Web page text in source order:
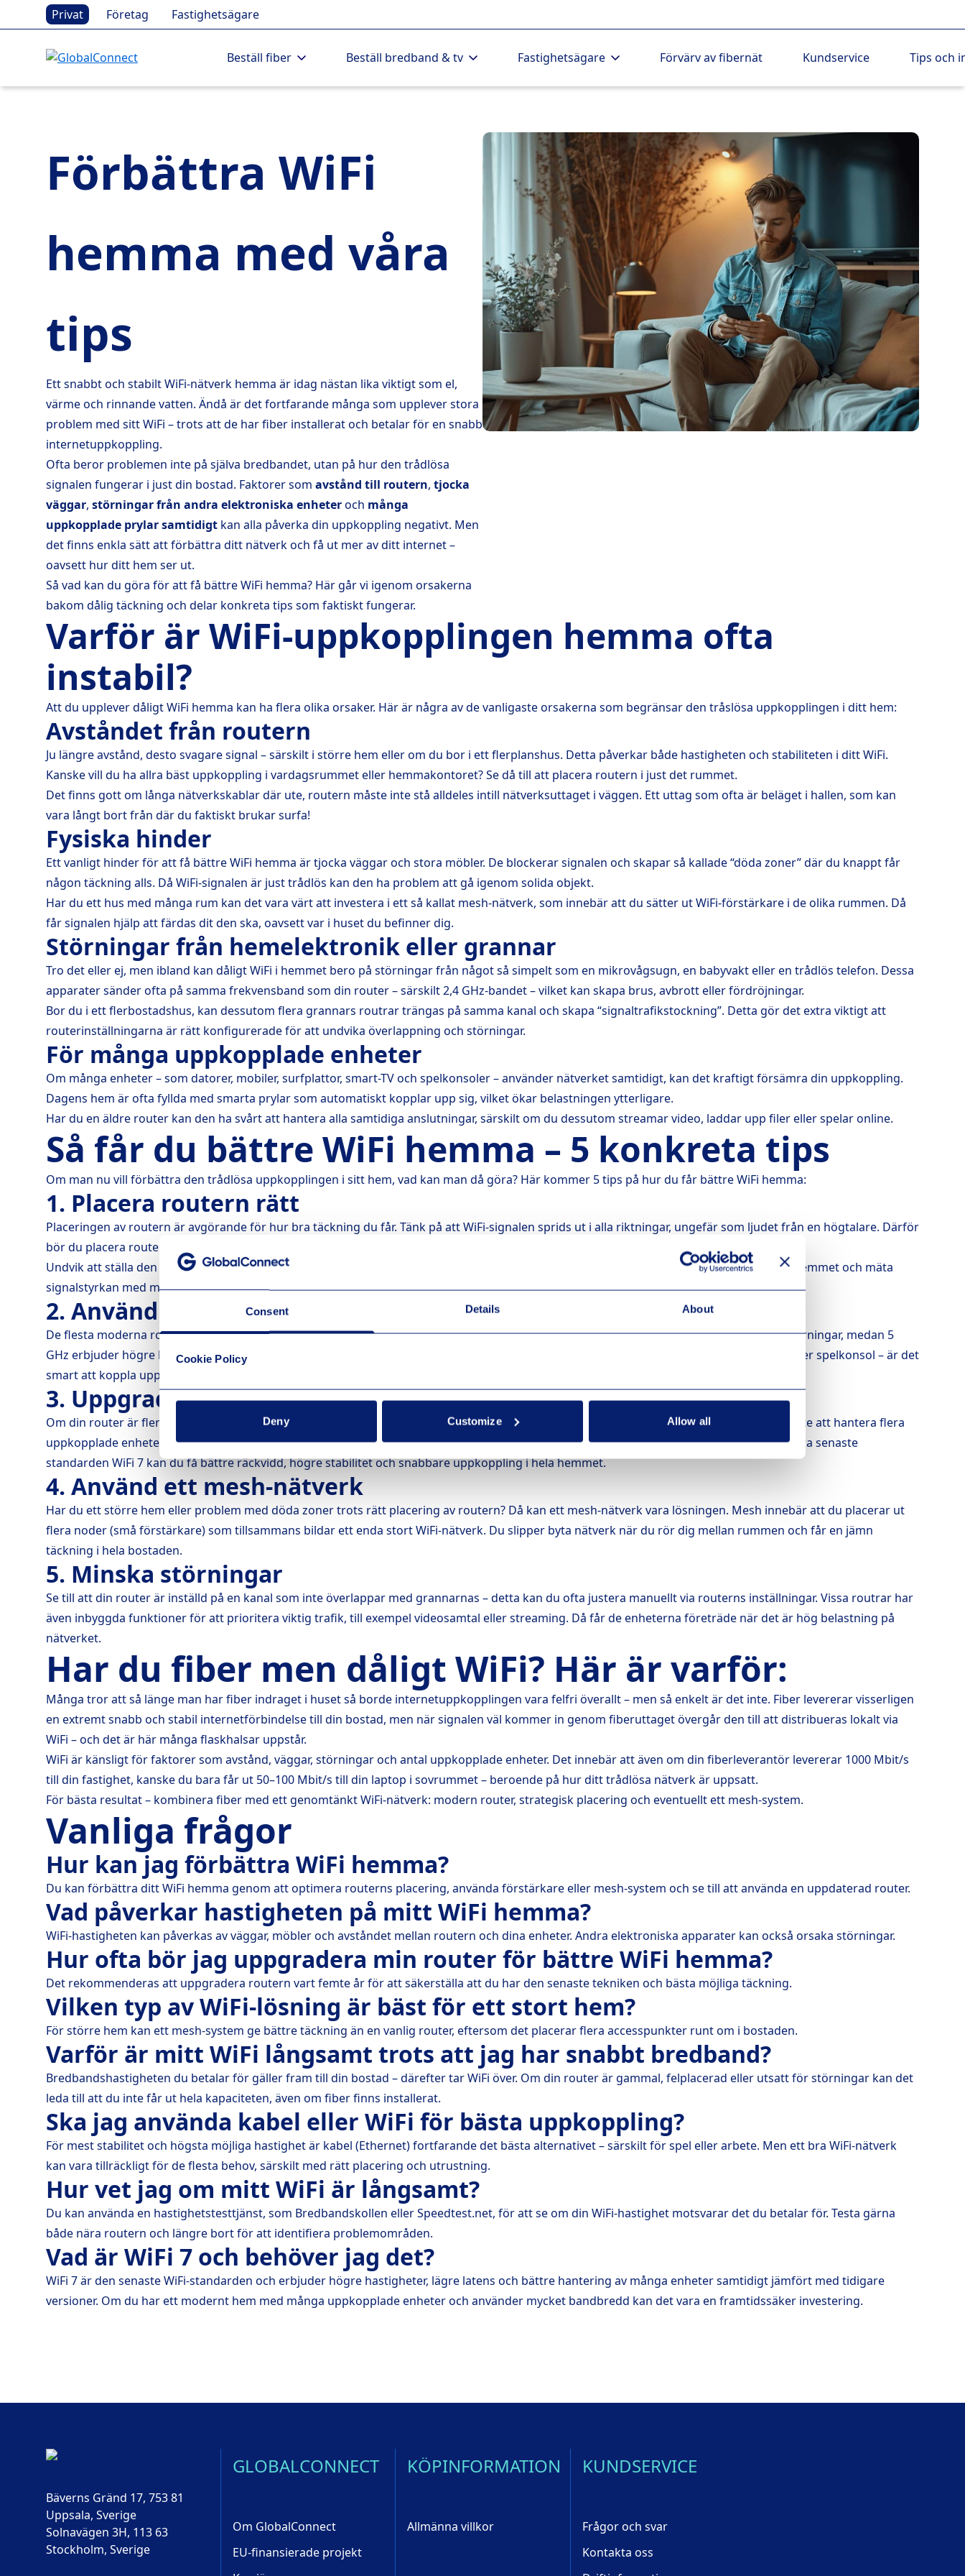
Consent Details About
Cookie Policy
Deny Customize Allow all
Privat Företag Fastighetsägare
Beställ fiber Beställ bredband & tv Fastighetsägare Förvärv av fibernät Kundservice Tips och
Förbättra WiFi
hemma med våra
tips
Ett snabbt och stabilt WiFi-nätverk hemma är idag nästan lika viktigt som el,
värme och rinnande vatten. Ändå är det fortfarande många som upplever stora
problem med sitt WiFi – trots att de har fiber installerat och betalar för en snabb
internetuppkoppling.
Ofta beror problemen inte på själva bredbandet, utan på hur den trådlösa
signalen fungerar i just din bostad. Faktorer som avstånd till routern, tjocka
väggar, störningar från andra elektroniska enheteroch många
uppkopplade prylar samtidigt kan alla påverka din uppkoppling negativt. Men
det finns enkla sätt att förbättra ditt nätverk och få ut mer av ditt internet –
oavsett hur ditt hem ser ut.
Så vad kan du göra för att få bättre WiFi hemma? Här går vi igenom orsakerna
bakom dålig täckning och delar konkreta tips som faktiskt fungerar.
Varför är WiFi-uppkopplingen hemma ofta
instabil?
Att du upplever dåligt WiFi hemma kan ha flera olika orsaker. Här är några av de vanligaste orsakerna som begränsar den tråslösa uppkopplingen i ditt hem:
Avståndet från routern
Ju längre avstånd, desto svagare signal – särskilt i större hem eller om du bor i ett flerplanshus. Detta påverkar både hastigheten och stabiliteten i ditt WiFi.
Kanske vill du ha allra bäst uppkoppling i vardagsrummet eller hemmakontoret? Se då till att placera routern i just det rummet.
Det finns gott om långa nätverkskablar där ute, routern måste inte stå alldeles intill nätverksuttaget i väggen. Ett uttag som ofta är beläget i hallen, som kan
vara långt bort från där du faktiskt brukar surfa!
Fysiska hinder
Ett vanligt hinder för att få bättre WiFi hemma är tjocka väggar och stora möbler. De blockerar signalen och skapar så kallade “döda zoner” där du knappt får
någon täckning alls. Då WiFi-signalen är just trådlös kan den ha problem att gå igenom solida objekt.
Har du ett hus med många rum kan det vara värt att investera i ett så kallat mesh-nätverk, som innebär att du sätter ut WiFi-förstärkare i de olika rummen. Då
får signalen hjälp att färdas dit den ska, oavsett var i huset du befinner dig.
Störningar från hemelektronik eller grannar
Tro det eller ej, men ibland kan dåligt WiFi i hemmet bero på störningar från något så simpelt som en mikrovågsugn, en babyvakt eller en trådlös telefon. Dessa
apparater sänder ofta på samma frekvensband som din router – särskilt 2,4 GHz-bandet – vilket kan skapa brus, avbrott eller fördröjningar.
Bor du i ett flerbostadshus, kan dessutom flera grannars routrar trängas på samma kanal och skapa “signaltrafikstockning”. Detta gör det extra viktigt att
routerinställningarna är rätt konfigurerade för att undvika överlappning och störningar.
För många uppkopplade enheter
Om många enheter – som datorer, mobiler, surfplattor, smart-TV och spelkonsoler – använder nätverket samtidigt, kan det kraftigt försämra din uppkoppling.
Dagens hem är ofta fyllda med smarta prylar som automatiskt kopplar upp sig, vilket ökar belastningen ytterligare.
Har du en äldre router kan den ha svårt att hantera alla samtidiga anslutningar, särskilt om du dessutom streamar video, laddar upp filer eller spelar online.
Så får du bättre WiFi hemma – 5 konkreta tips
Om man nu vill förbättra den trådlösa uppkopplingen i sitt hem, vad kan man då göra? Här kommer 5 tips på hur du får bättre WiFi hemma:
1. Placera routern rätt
Placeringen av routern är avgörande för hur bra täckning du får. Tänk på att WiFi-signalen sprids ut i alla riktningar, ungefär som ljudet från en högtalare. Därför
bör du placera routern centralt i bostaden – gärna högt upp och fritt från hinder.
Undvik att ställa den i skåp, bakom TV:n eller nära andra elektroniska prylar som kan störa signalen. Ett bra tips är att testa olika platser i hemmet och mäta
signalstyrkan med mobilen för att hitta den optimala placeringen.
2. Använd rätt frekvensband
De flesta moderna routrar sänder på två olika frekvenser: 2,4 GHz och 5 GHz. 2,4 GHz har längre räckvidd men är också mer känslig för störningar, medan 5
GHz erbjuder högre hastigheter men fungerar bäst på kortare avstånd. För enheter som behöver mycket bandbredd – som en smart-TV eller spelkonsol – är det
smart att koppla upp dem mot 5 GHz-bandet om möjligt.
3. Uppgradera din router
Om din router är flera år gammal kan den vara en flaskhals för ditt nätverk. Tekniken utvecklas snabbt, och äldre modeller klarar kanske inte att hantera flera
uppkopplade enheter eller högre internethastigheter. Genom att uppgradera till en modern router med stöd för WiFi 6, WiFi 6E eller den allra senaste
standarden WiFi 7 kan du få bättre räckvidd, högre stabilitet och snabbare uppkoppling i hela hemmet.
4. Använd ett mesh-nätverk
Har du ett större hem eller problem med döda zoner trots rätt placering av routern? Då kan ett mesh-nätverk vara lösningen. Mesh innebär att du placerar ut
flera noder (små förstärkare) som tillsammans bildar ett enda stort WiFi-nätverk. Du slipper byta nätverk när du rör dig mellan rummen och får en jämn
täckning i hela bostaden.
5. Minska störningar
Se till att din router är inställd på en kanal som inte överlappar med grannarnas – detta kan du ofta justera manuellt via routerns inställningar. Vissa routrar har
även inbyggda funktioner för att prioritera viktig trafik, till exempel videosamtal eller streaming. Då får de enheterna företräde när det är hög belastning på
nätverket.
Har du fiber men dåligt WiFi? Här är varför:
Många tror att så länge man har fiber indraget i huset så borde internetuppkopplingen vara felfri överallt – men så enkelt är det inte. Fiber levererar visserligen
en extremt snabb och stabil internetförbindelse till din bostad, men när signalen väl kommer in genom fiberuttaget övergår den till att distribueras lokalt via
WiFi – och det är här många flaskhalsar uppstår.
WiFi är känsligt för faktorer som avstånd, väggar, störningar och antal uppkopplade enheter. Det innebär att även om din fiberleverantör levererar 1000 Mbit/s
till din fastighet, kanske du bara får ut 50–100 Mbit/s till din laptop i sovrummet – beroende på hur ditt trådlösa nätverk är uppsatt.
För bästa resultat – kombinera fiber med ett genomtänkt WiFi-nätverk: modern router, strategisk placering och eventuellt ett mesh-system.
Vanliga frågor
Hur kan jag förbättra WiFi hemma?
Du kan förbättra ditt WiFi hemma genom att optimera routerns placering, använda förstärkare eller mesh-system och se till att använda en uppdaterad router.
Vad påverkar hastigheten på mitt WiFi hemma?
WiFi-hastigheten kan påverkas av väggar, möbler och avståndet mellan routern och dina enheter. Andra elektroniska apparater kan också orsaka störningar.
Hur ofta bör jag uppgradera min router för bättre WiFi hemma?
Det rekommenderas att uppgradera routern vart femte år för att säkerställa att du har den senaste tekniken och bästa möjliga täckning.
Vilken typ av WiFi-lösning är bäst för ett stort hem?
För större hem kan ett mesh-system ge bättre täckning än en vanlig router, eftersom det placerar flera accesspunkter runt om i bostaden.
Varför är mitt WiFi långsamt trots att jag har snabbt bredband?
Bredbandshastigheten du betalar för gäller fram till din bostad – därefter tar WiFi över. Om din router är gammal, felplacerad eller utsatt för störningar kan det
leda till att du inte får ut hela kapaciteten, även om fiber finns installerat.
Ska jag använda kabel eller WiFi för bästa uppkoppling?
För mest stabilitet och högsta möjliga hastighet är kabel (Ethernet) fortfarande det bästa alternativet – särskilt för spel eller arbete. Men ett bra WiFi-nätverk
kan vara tillräckligt för de flesta behov, särskilt med rätt placering och utrustning.
Hur vet jag om mitt WiFi är långsamt?
Du kan använda en hastighetstesttjänst, som Bredbandskollen eller Speedtest.net, för att se om din WiFi-hastighet motsvarar det du betalar för. Testa gärna
både nära routern och längre bort för att identifiera problemområden.
Vad är WiFi 7 och behöver jag det?
WiFi 7 är den senaste WiFi-standarden och erbjuder högre hastigheter, lägre latens och bättre hantering av många enheter samtidigt jämfört med tidigare
versioner. Om du har ett modernt hem med många uppkopplade enheter och använder mycket bandbredd kan det vara en framtidssäker investering.
Bäverns Gränd 17, 753 81
Uppsala, Sverige
Solnavägen 3H, 113 63
Stockholm, Sverige
GLOBALCONNECT
Om GlobalConnect
EU-finansierade projekt
KÖPINFORMATION
Allmänna villkor
KUNDSERVICE
Frågor och svar
Kontakta oss